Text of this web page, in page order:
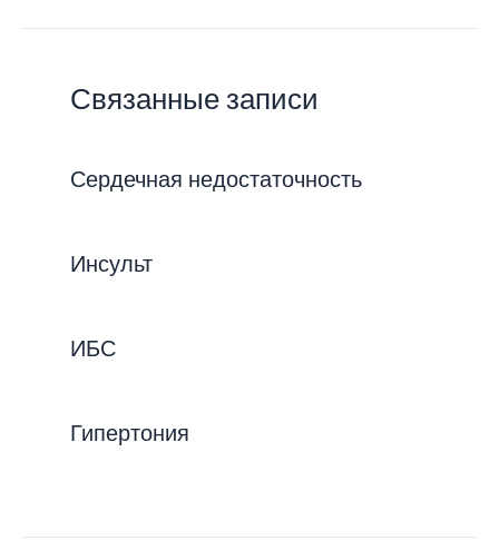
Связанные записи
Сердечная недостаточность
Инсульт
ИБС
Гипертония